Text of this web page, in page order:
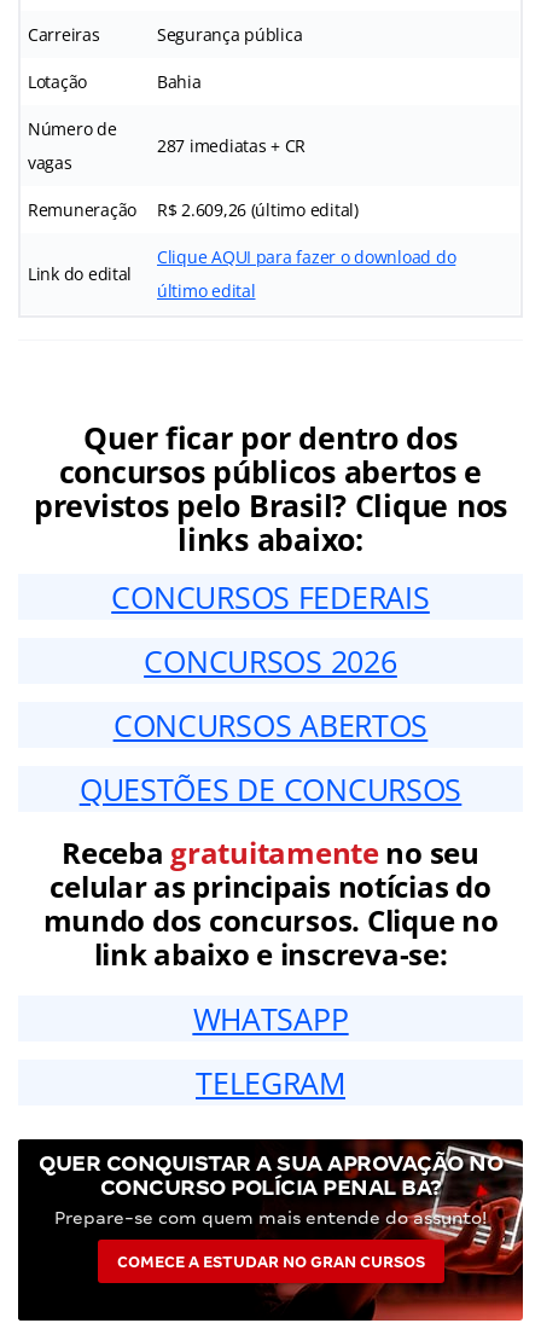
Carreiras Segurança pública
Lotação Bahia
Número de
vagas
287 imediatas + CR
Remuneração R$ 2.609,26 (último edital)
Link do edital
Clique AQUI para fazer o download do
último edital
Quer ficar por dentro dos
concursos públicos abertos e
previstos pelo Brasil? Clique nos
links abaixo:
CONCURSOS FEDERAIS
CONCURSOS 2026
CONCURSOS ABERTOS
QUESTÕES DE CONCURSOS
Receba gratuitamenteno seu
celular as principais notícias do
mundo dos concursos. Clique no
link abaixo e inscreva-se:
WHATSAPP
TELEGRAM
QUER CONQUISTAR A SUA APROVAÇÃO NO
CONCURSO POLÍCIA PENAL BA?
Prepare-se com quem mais entende do assunto!
COMECE A ESTUDAR NO GRAN CURSOS